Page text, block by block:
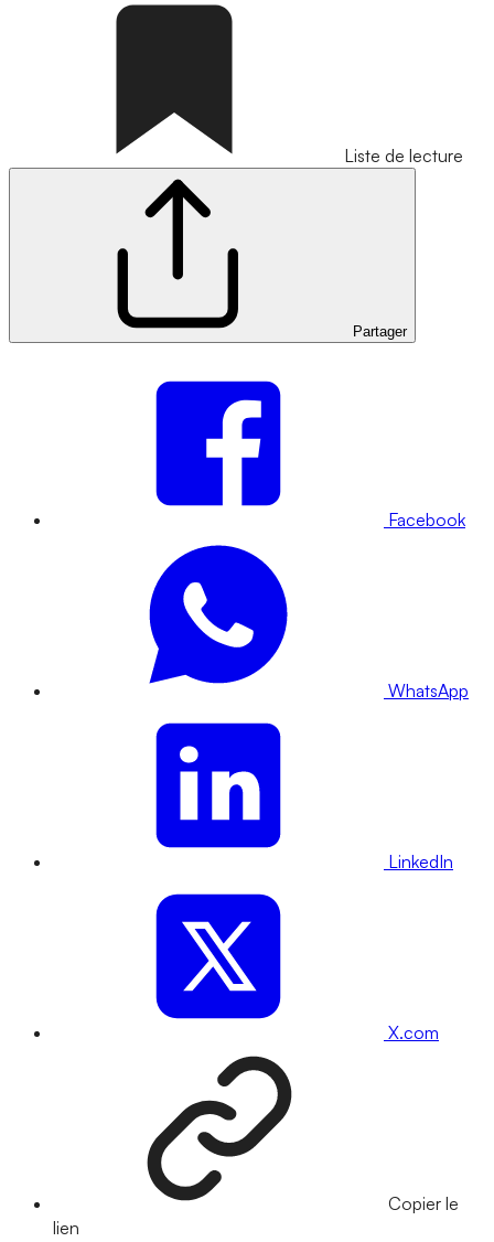
Liste de lecture
Partager
Facebook
WhatsApp
LinkedIn
X.com
Copier le
lien